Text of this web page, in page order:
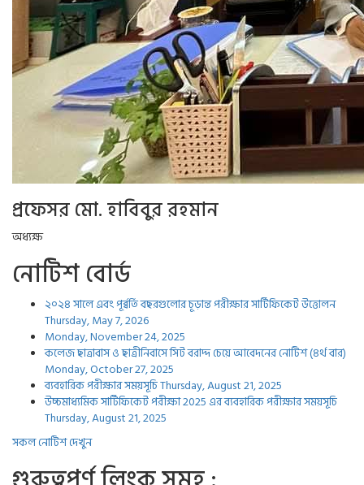
প্রফেসর মো. হাবিবুর রহমান
অধ্যক্ষ
নোটিশ বোর্ড
২০২৪ সালে এবং পূর্ব্বর্তি বছরগুলোর চূড়ান্ত পরীক্ষার সার্টিফিকেট উত্তোলন
Thursday, May 7, 2026
Monday, November 24, 2025
কলেজ ছাত্রাবাস ও ছাত্রীনিবাসে সিট বরাদ্দ চেয়ে আবেদনের নোটিশ (৪র্থ বার)
Monday, October 27, 2025
ব্যবহারিক পরীক্ষার সময়সূচিThursday, August 21, 2025
উচ্চমাধ্যমিক সার্টিফিকেট পরীক্ষা 2025 এর ব্যবহারিক পরীক্ষার সময়সূচি
Thursday, August 21, 2025
সকল নোটিশ দেখুন